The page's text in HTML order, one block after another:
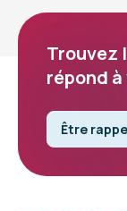
Trouvez
répond
Être